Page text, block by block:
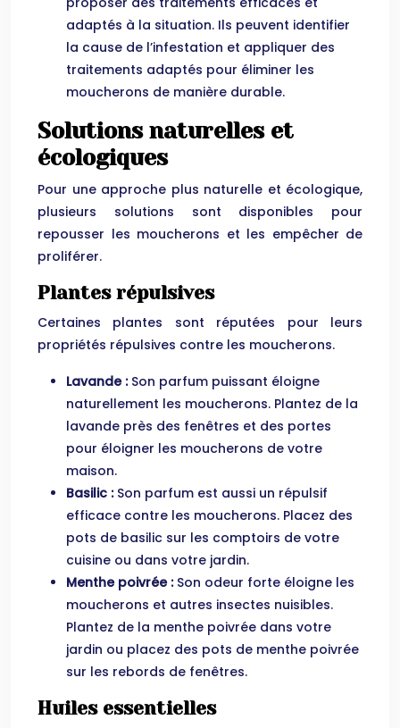
adaptés à la situation. Ils peuvent identifier
la cause de l’infestation et appliquer des
traitements adaptés pour éliminer les
moucherons de manière durable.
Solutions naturelles et
écologiques
Pour une approche plus naturelle et écologique,
plusieurs solutions sont disponibles pour
repousser les moucherons et les empêcher de
proliférer.
Plantes répulsives
Certaines plantes sont réputées pour leurs
propriétés répulsives contre les moucherons.
Lavande : Son parfum puissant éloigne
naturellement les moucherons. Plantez de la
lavande près des fenêtres et des portes
pour éloigner les moucherons de votre
maison.
Basilic : Son parfum est aussi un répulsif
efficace contre les moucherons. Placez des
pots de basilic sur les comptoirs de votre
cuisine ou dans votre jardin.
Menthe poivrée : Son odeur forte éloigne les
moucherons et autres insectes nuisibles.
Plantez de la menthe poivrée dans votre
jardin ou placez des pots de menthe poivrée
sur les rebords de fenêtres.
Huiles essentielles